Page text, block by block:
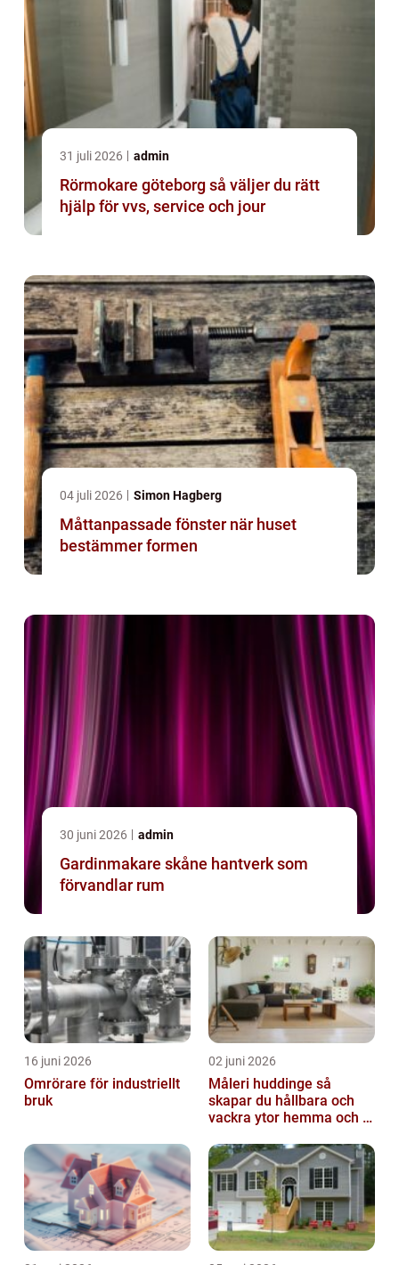
31 juli 2026 admin
Rörmokare göteborg så väljer du rätt
hjälp för vvs, service och jour
04 juli 2026 Simon Hagberg
Måttanpassade fönster när huset
bestämmer formen
30 juni 2026 admin
Gardinmakare skåne hantverk som
förvandlar rum
16 juni 2026
Omrörare för industriellt
bruk
02 juni 2026
Måleri huddinge så
skapar du hållbara och
vackra ytor hemma och i